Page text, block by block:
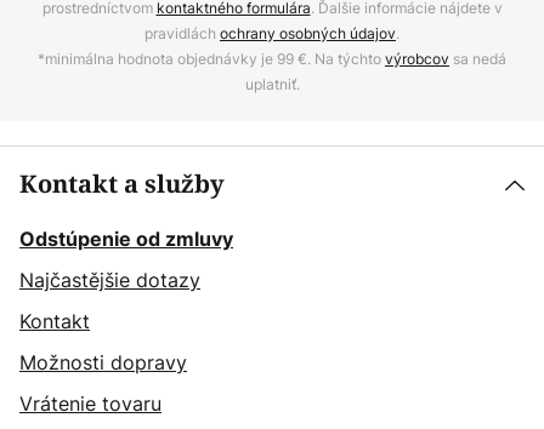
prostredníctvom kontaktného formulára. Ďalšie informácie nájdete v
pravidlách ochrany osobných údajov.
*minimálna hodnota objednávky je 99 €. Na týchtovýrobcov sa nedá
uplatniť.
Kontakt a služby
Odstúpenie od zmluvy
Najčastějšie dotazy
Kontakt
Možnosti dopravy
Vrátenie tovaru